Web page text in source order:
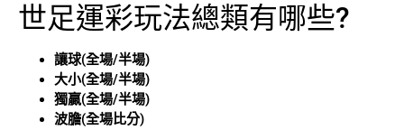
世足運彩玩法總類有哪些?
讓球(全場/半場)
大小(全場/半場)
獨贏(全場/半場)
波膽(全場比分)